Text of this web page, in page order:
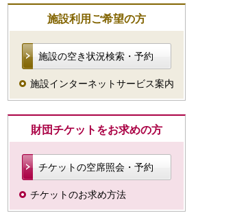
施設利用ご希望の方
施設の空き状況検索・予約
施設インターネットサービス案内
財団チケットをお求めの方
チケットの空席照会・予約
チケットのお求め方法